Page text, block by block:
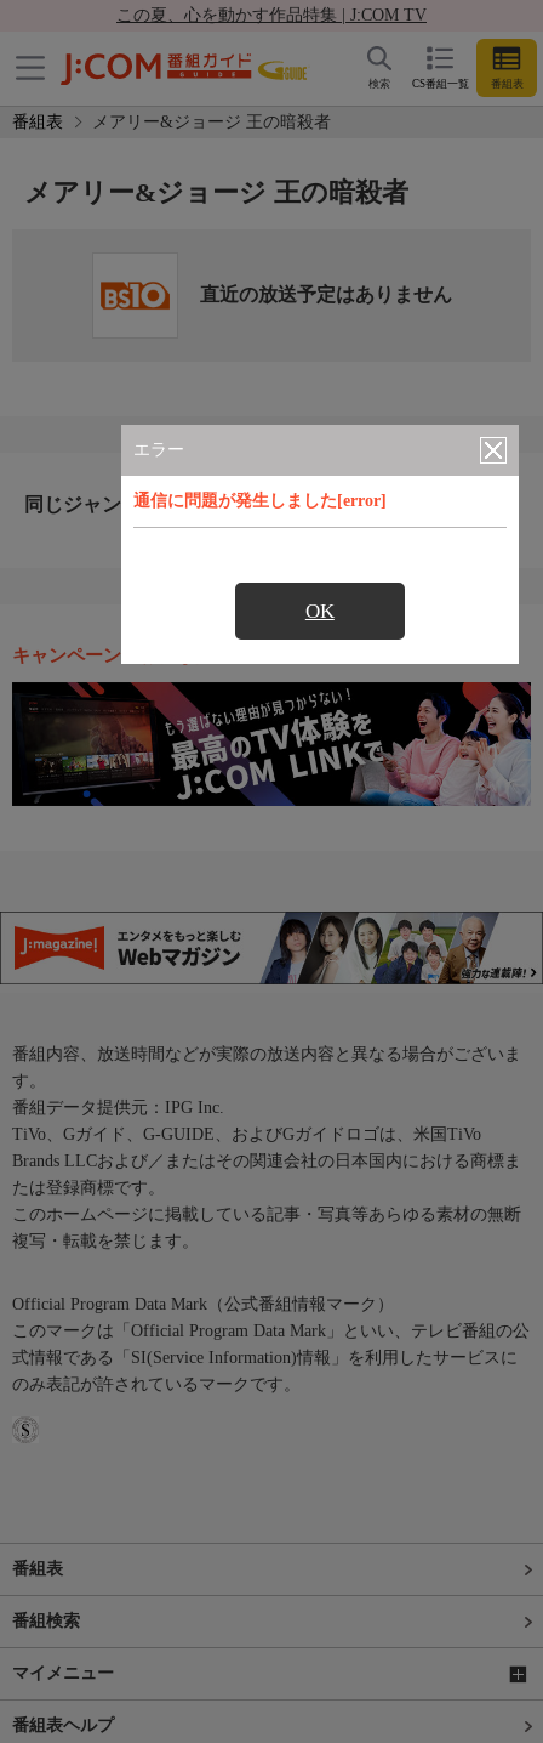
この夏、心を動かす作品特集 | J:COM TV
CS番組一覧 番組表
検索
番組表 メアリー&ジョージ 王の暗殺者
エラー
通信に問題が発生しました[error]
OK
メアリー&ジョージ 王の暗殺者
直近の放送予定はありません
同じジャンルのおすすめ番組
キャンペーン・お得な情報
番組内容、放送時間などが実際の放送内容と異なる場合がございま
す。
番組データ提供元：IPG Inc.
TiVo、Gガイド、G-GUIDE、およびGガイドロゴは、米国TiVo
Brands LLCおよび／またはその関連会社の日本国内における商標ま
たは登録商標です。
このホームページに掲載している記事・写真等あらゆる素材の無断
複写・転載を禁じます。
Official Program Data Mark（公式番組情報マーク）
このマークは「Official Program Data Mark」といい、テレビ番組の公
式情報である「SI(Service Information)情報」を利用したサービスに
のみ表記が許されているマークです。
番組表
番組検索
マイメニュー
番組表ヘルプ